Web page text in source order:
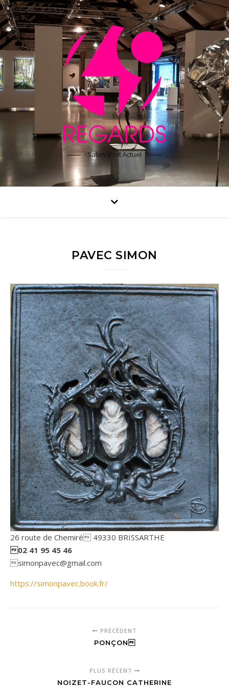
Salon d'Art Actuel
PAVEC SIMON
26 route de Chemiré 49330 BRISSARTHE
02 41 95 45 46
simonpavec@gmail.com
https://simonpavec.book.fr/
PRÉCÉDENT
PONÇON
PLUS RÉCENT
NOIZET-FAUCON CATHERINE